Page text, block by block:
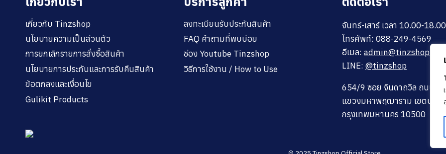
เกี่ยวกับ Tinzshop
นโยบายความเป็นส่วนตัว
การยกเลิกรายการสั่งซื้อสินค้า
นโยบายการประกันและการรับคืนสินค้า
ข้อตกลงและเงื่อนไข
Gulikit Products
ลงทะเบียนรับประกันสินค้า
FAQ คำถามที่พบบ่อย
ช่อง Youtube Tinzshop
วิธีการใช้งาน / How to Use
จันทร์-เสาร์ เวลา 10.00-
โทรศัพท์: 088-249-4569
อีเมล:
LINE: @tinzshop
654/9 ซอย จินดาถวิล ถนนพร
แขวงมหาพฤฒาราม เขตบาง
กรุงเทพมหานคร 10500